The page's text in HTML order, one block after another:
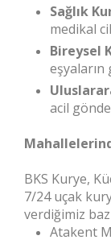
Sağlık
medikal
Bireysel
eşyaların
acil
BKS Kurye,
7/24 uçak
verdiğimiz
Atakent